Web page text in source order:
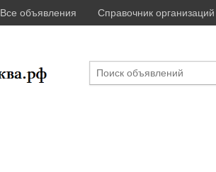
Все объявления Справочник организаций